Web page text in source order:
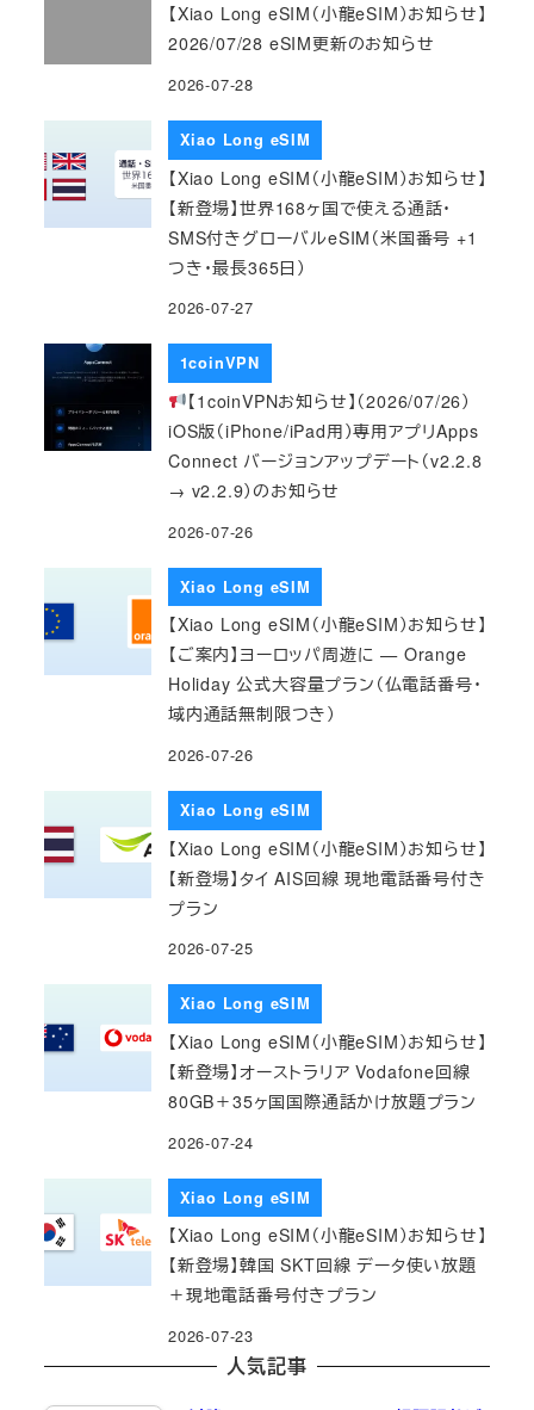
【Xiao Long eSIM（小龍eSIM）お知らせ】
2026/07/28 eSIM更新のお知らせ
2026-07-28
Xiao Long eSIM
【Xiao Long eSIM（小龍eSIM）お知らせ】
【新登場】世界168ヶ国で使える通話・
SMS付きグローバルeSIM（米国番号 +1
つき・最長365日）
2026-07-27
1coinVPN
【1coinVPNお知らせ】（2026/07/26）
iOS版（iPhone/iPad用）専用アプリApps
Connect バージョンアップデート（v2.2.8
→ v2.2.9）のお知らせ
2026-07-26
Xiao Long eSIM
【Xiao Long eSIM（小龍eSIM）お知らせ】
【ご案内】ヨーロッパ周遊に — Orange
Holiday 公式大容量プラン（仏電話番号・
域内通話無制限つき）
2026-07-26
Xiao Long eSIM
【Xiao Long eSIM（小龍eSIM）お知らせ】
【新登場】タイ AIS回線 現地電話番号付き
プラン
2026-07-25
Xiao Long eSIM
【Xiao Long eSIM（小龍eSIM）お知らせ】
【新登場】オーストラリア Vodafone回線
80GB＋35ヶ国国際通話かけ放題プラン
2026-07-24
Xiao Long eSIM
【Xiao Long eSIM（小龍eSIM）お知らせ】
【新登場】韓国 SKT回線 データ使い放題
＋現地電話番号付きプラン
2026-07-23
人気記事